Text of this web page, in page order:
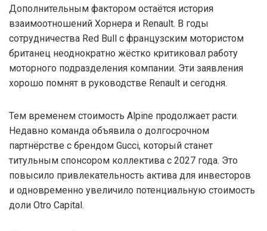
Дополнительным фактором остаётся история
взаимоотношений Хорнера и Renault. В годы
сотрудничества Red Bull с французским мотористом
британец неоднократно жёстко критиковал работу
моторного подразделения компании. Эти заявления
хорошо помнят в руководстве Renault и сегодня.
Тем временем стоимость Alpine продолжает расти.
Недавно команда объявила о долгосрочном
партнёрстве с брендом Gucci, который станет
титульным спонсором коллектива с 2027 года. Это
повысило привлекательность актива для инвесторов
и одновременно увеличило потенциальную стоимость
доли Otro Capital.